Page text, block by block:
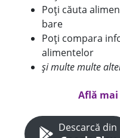
Poți căuta
bare
Poți compara
alimentelor
și multe multe
Află
Descarcă din